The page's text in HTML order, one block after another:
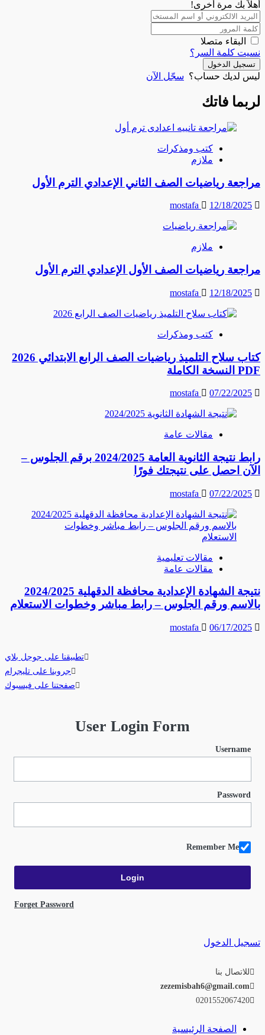
أهلاً بك مرة أخرى!
البقاء متصلا
نسيت كلمة السر؟
تسجيل الدخول
ليس لديك حساب؟ سجّل الآن
لربما فاتك
كتب ومذكرات
ملازم
مراجعة رياضيات الصف الثاني الإعدادي الترم الأول
mostafa 12/18/2025
ملازم
مراجعة رياضيات الصف الأول الإعدادي الترم الأول
mostafa 12/18/2025
كتب ومذكرات
كتاب سلاح التلميذ رياضيات الصف الرابع الابتدائي 2026
PDF النسخة الكاملة
mostafa 07/22/2025
مقالات عامة
رابط نتيجة الثانوية العامة 2024/2025 برقم الجلوس –
الآن احصل على نتيجتك فورًا
mostafa 07/22/2025
مقالات تعليمية
مقالات عامة
نتيجة الشهادة الإعدادية محافظة الدقهلية 2024/2025
بالاسم ورقم الجلوس – رابط مباشر وخطوات الاستعلام
mostafa 06/17/2025
تطبيقنا على جوجل بلاي
جروبنا على تليجرام
صفحتنا على فيسبوك
User Login Form
Username
Password
Remember Me
Forget Password
تسجيل الدخول
للاتصال بنا
zezemisbah6@gmail.com
0201552067420
الصفحة الرئيسية